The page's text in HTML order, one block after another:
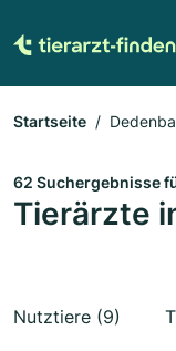
Startseite
62 Suchergebnisse
Tierärzte
Nutztiere (9)